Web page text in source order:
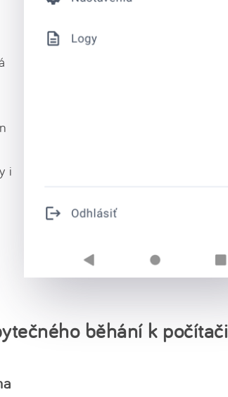
i
běhání k počítači